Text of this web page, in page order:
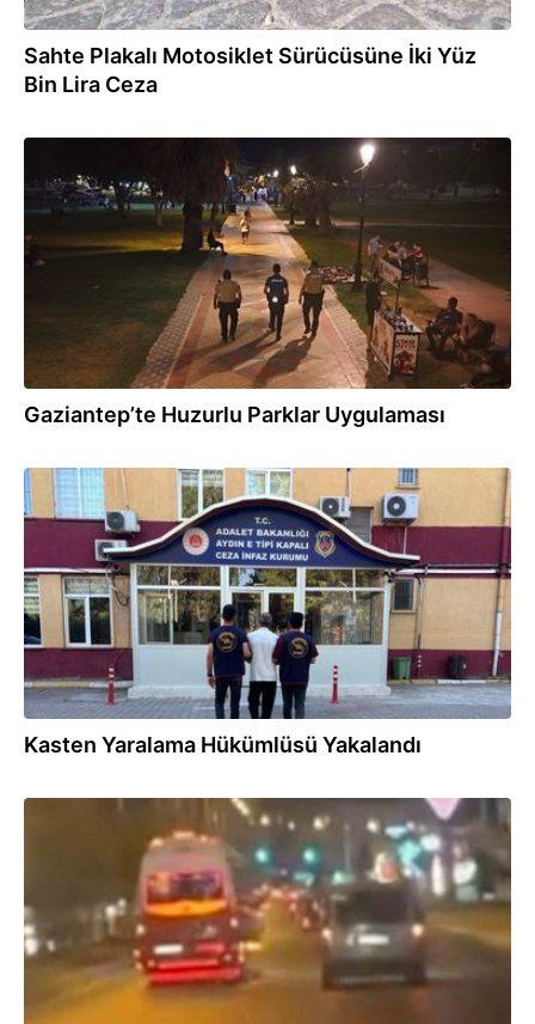
Sahte Plakalı Motosiklet Sürücüsüne İki Yüz
Bin Lira Ceza
Gaziantep’te Huzurlu Parklar Uygulaması
31.07.2026
Kasten Yaralama Hükümlüsü Yakalandı